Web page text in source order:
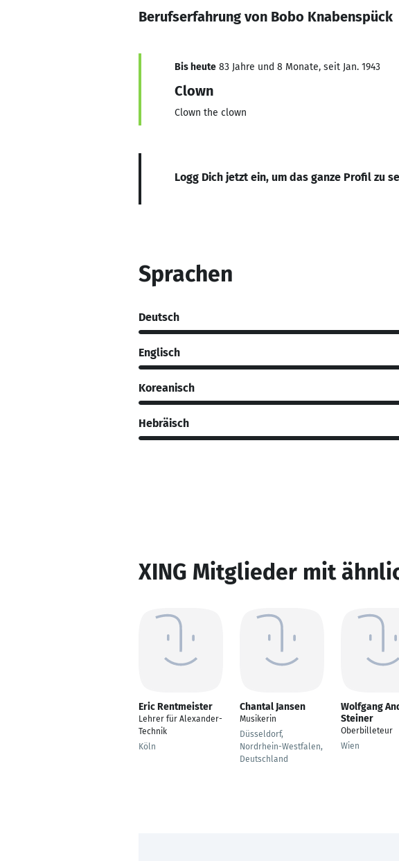
Berufserfahrung von Bobo Knabenspück
Bis heute 83 Jahre und 8 Monate, seit Jan. 1943
Clown
Clown the clown
Logg Dich jetzt ein, um das ganze Profil zu
Sprachen
Deutsch
Englisch
Koreanisch
Hebräisch
XING Mitglieder mit
Eric Rentmeister
Lehrer für Alexander-
Technik
Köln
Chantal Jansen
Musikerin
Düsseldorf,
Nordrhein-Westfalen,
Deutschland
Wolfgang
Steiner
Oberbilleteur
Wien